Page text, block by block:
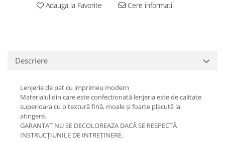
Adauga la Favorite Cere informatii
Descriere
Lenjerie de pat cu imprimeu modern
Materialul din care este confectionată lenjeria este de calitate
superioara cu o textură fină, moale și foarte placută la
atingere.
GARANTAT NU SE DECOLOREAZA DACĂ SE RESPECTĂ
INSTRUCȚIUNILE DE INTREȚINERE.